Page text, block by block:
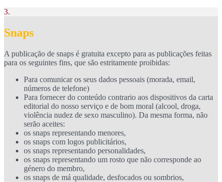
3.
Snaps
A publicação de snaps é gratuita excepto para as publicações feitas
para os seguintes fins, que são estritamente proibidas:
Para comunicar os seus dados pessoais (morada, email,
números de telefone)
Para fornecer do conteúdo contrario aos dispositivos da carta
editorial do nosso serviço e de bom moral (alcool, droga,
violência nudez de sexo masculino). Da mesma forma, não
serão aceites:
os snaps representando menores,
os snaps com logos publicitários,
os snaps representando personalidades,
os snaps representando um rosto que não corresponde ao
género do membro,
os snaps de má qualidade, desfocados ou sombrios,